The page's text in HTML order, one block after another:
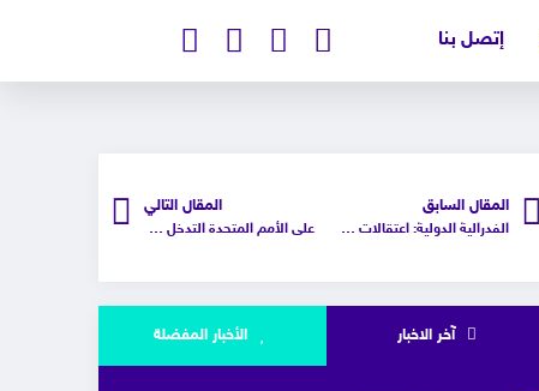
إتصل بنا
المقال السابق
الفدرالية الدولية: اعتقالات وتقييد للحريات بمؤتمر دولي برلماني تستضيفه البحرين
المقال التالي
على الأمم المتحدة التدخل لوقف عمليات الاتجار بالبشر التي تديرها شركة شبه حكومية مصرية ضد سكان غزة
آخر الاخبار الأخبار المفضلة